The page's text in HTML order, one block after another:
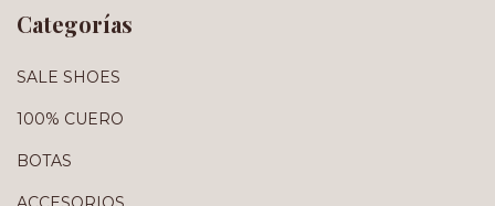
Categorías
SALE SHOES
100% CUERO
BOTAS